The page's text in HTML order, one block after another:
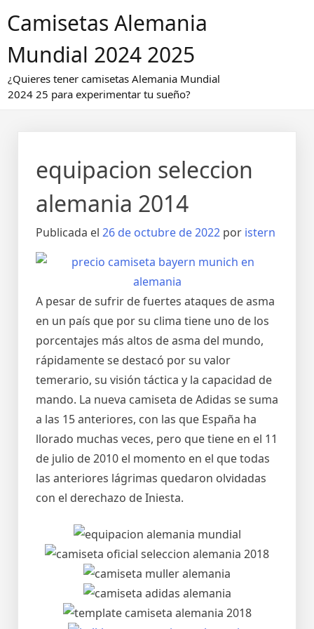
alCamisetas Alemania
Mundial 2024 2025
¿Quieres tener camisetas Alemania Mundial
2024 25 para experimentar tu sueño?
equipacion seleccion
alemania 2014
Publicada el 26 de octubre de 2022 por istern
A pesar de sufrir de fuertes ataques de asma
en un país que por su clima tiene uno de los
porcentajes más altos de asma del mundo,
rápidamente se destacó por su valor
temerario, su visión táctica y la capacidad de
mando. La nueva camiseta de Adidas se suma
a las 15 anteriores, con las que España ha
llorado muchas veces, pero que tiene en el 11
de julio de 2010 el momento en el que todas
las anteriores lágrimas quedaron olvidadas
con el derechazo de Iniesta.